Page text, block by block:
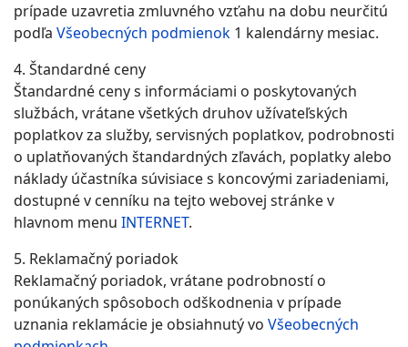
prípade uzavretia zmluvného vzťahu na dobu neurčitú
podľa Všeobecných podmienok 1 kalendárny mesiac.
4. Štandardné ceny
Štandardné ceny s informáciami o poskytovaných
službách, vrátane všetkých druhov užívateľských
poplatkov za služby, servisných poplatkov, podrobnosti
o uplatňovaných štandardných zľavách, poplatky alebo
náklady účastníka súvisiace s koncovými zariadeniami,
dostupné v cenníku na tejto webovej stránke v
hlavnom menu INTERNET.
5. Reklamačný poriadok
Reklamačný poriadok, vrátane podrobností o
ponúkaných spôsoboch odškodnenia v prípade
uznania reklamácie je obsiahnutý vo Všeobecných